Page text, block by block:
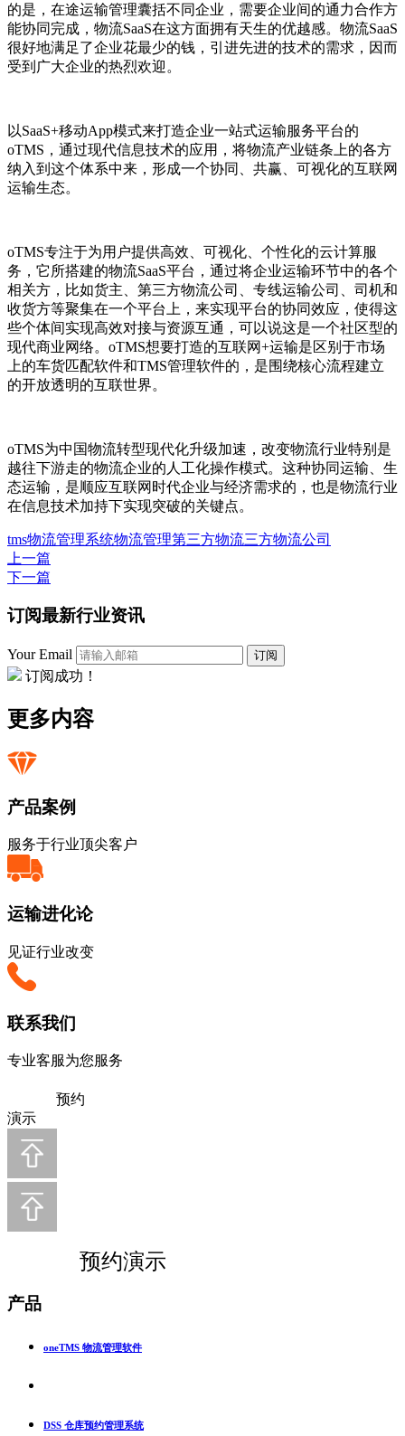
的是，在途运输管理囊括不同企业，需要企业间的通力合作方
能协同完成，物流SaaS在这方面拥有天生的优越感。物流SaaS
很好地满足了企业花最少的钱，引进先进的技术的需求，因而
受到广大企业的热烈欢迎。
以SaaS+移动App模式来打造企业一站式运输服务平台的
oTMS，通过现代信息技术的应用，将物流产业链条上的各方
纳入到这个体系中来，形成一个协同、共赢、可视化的互联网
运输生态。
oTMS专注于为用户提供高效、可视化、个性化的云计算服
务，它所搭建的物流SaaS平台，通过将企业运输环节中的各个
相关方，比如货主、第三方物流公司、专线运输公司、司机和
收货方等聚集在一个平台上，来实现平台的协同效应，使得这
些个体间实现高效对接与资源互通，可以说这是一个社区型的
现代商业网络。oTMS想要打造的互联网+运输是区别于市场
上的车货匹配软件和TMS管理软件的，是围绕核心流程建立
的开放透明的互联世界。
oTMS为中国物流转型现代化升级加速，改变物流行业特别是
越往下游走的物流企业的人工化操作模式。这种协同运输、生
态运输，是顺应互联网时代企业与经济需求的，也是物流行业
在信息技术加持下实现突破的关键点。
tms物流管理系统物流管理第三方物流三方物流公司
上一篇
下一篇
订阅最新行业资讯
Your Email 订阅
订阅成功！
更多内容
产品案例
服务于行业顶尖客户
运输进化论
见证行业改变
联系我们
专业客服为您服务
预约
演示
预约演示
产品
oneTMS 物流管理软件
DSS 仓库预约管理系统